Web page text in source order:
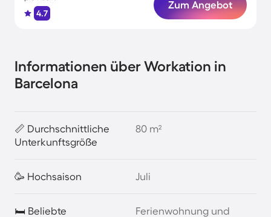
4.7
Zum Angebot
Informationen über Workation in
Barcelona
📏 Durchschnittliche
Unterkunftsgröße
80 m²
🥳 Hochsaison Juli
🛏️ Beliebte
Ferienwohnung und